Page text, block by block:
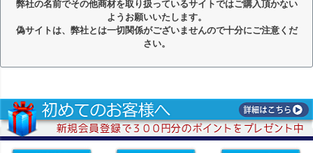
弊社の名前でその他商材を取り扱っているサイトではご購入頂かない
ようお願いいたします。
偽サイトは、弊社とは一切関係がございませんので十分にご注意くだ
さい。
価格